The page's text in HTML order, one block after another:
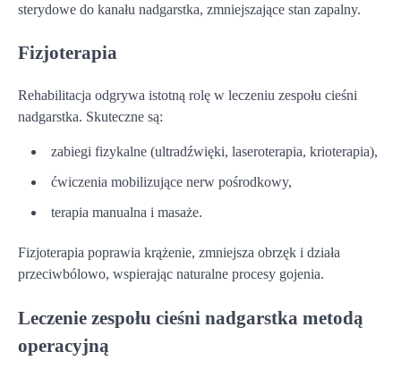
sterydowe do kanału nadgarstka, zmniejszające stan zapalny.
Fizjoterapia
Rehabilitacja odgrywa istotną rolę w leczeniu zespołu cieśni
nadgarstka. Skuteczne są:
zabiegi fizykalne (ultradźwięki, laseroterapia, krioterapia),
ćwiczenia mobilizujące nerw pośrodkowy,
terapia manualna i masaże.
Fizjoterapia poprawia krążenie, zmniejsza obrzęk i działa
przeciwbólowo, wspierając naturalne procesy gojenia.
Leczenie zespołu cieśni nadgarstka metodą
operacyjną